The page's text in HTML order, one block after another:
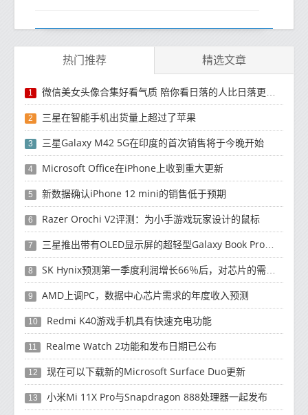
热门推荐 精选文章
1 微信美女头像合集好看气质 陪你看日落的人比日落更浪漫
2 三星在智能手机出货量上超过了苹果
3 三星Galaxy M42 5G在印度的首次销售将于今晚开始
4 Microsoft Office在iPhone上收到重大更新
5 新数据确认iPhone 12 mini的销售低于预期
6 Razer Orochi V2评测：为小手游戏玩家设计的鼠标
7 三星推出带有OLED显示屏的超轻型Galaxy Book Pro和Galaxy Book Pro 360笔记本电脑
8 SK Hynix预测第一季度利润增长66％后，对芯片的需求将增强
9 AMD上调PC，数据中心芯片需求的年度收入预测
10 Redmi K40游戏手机具有快速充电功能
11 Realme Watch 2功能和发布日期已公布
12 现在可以下载新的Microsoft Surface Duo更新
13 小米Mi 11X Pro与Snapdragon 888处理器一起发布